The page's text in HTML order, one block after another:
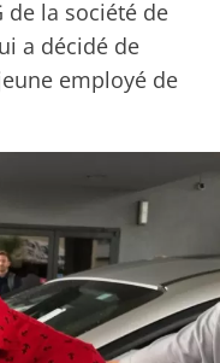
de la société de
a décidé de
employé de